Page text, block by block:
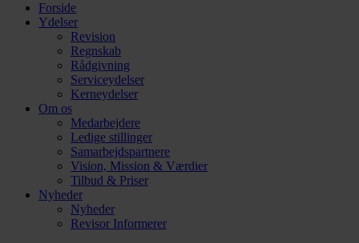
Forside
Ydelser
Revision
Regnskab
Rådgivning
Serviceydelser
Kerneydelser
Om os
Medarbejdere
Ledige stillinger
Samarbejdspartnere
Vision, Mission & Værdier
Tilbud & Priser
Nyheder
Nyheder
Revisor Informerer